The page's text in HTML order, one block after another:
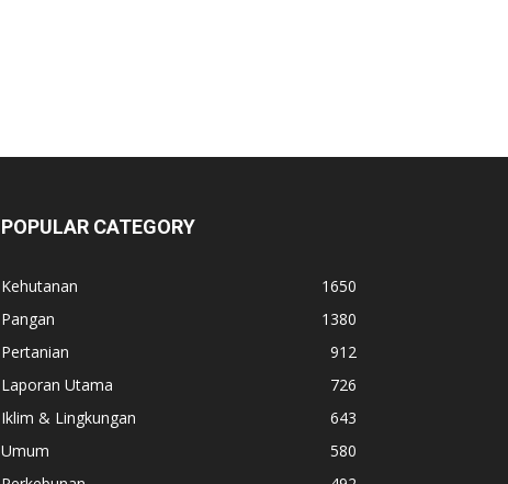
POPULAR CATEGORY
Kehutanan
1650
Pangan
1380
Pertanian
912
Laporan Utama
726
Iklim & Lingkungan
643
Umum
580